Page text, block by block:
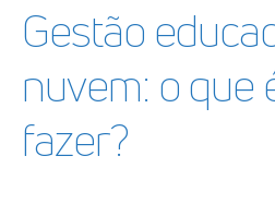
Gestão
nuvem: o que
fazer?